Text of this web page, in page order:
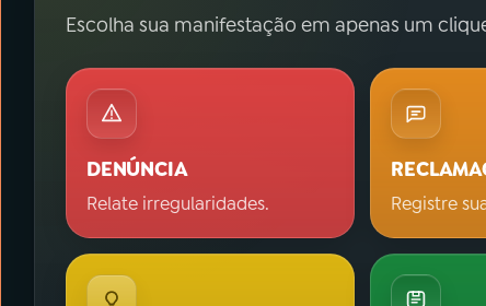
Escolha sua manifestação em apenas um
DENÚNCIA
Relate irregularidades. Registre